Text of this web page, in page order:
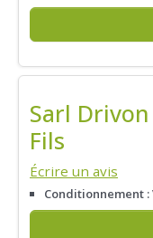
ESPACE PRO
Sarl
Fils
Écrire un avis
Conditionnement :